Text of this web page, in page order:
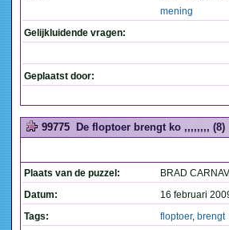
mening
Gelijkluidende vragen:
Geplaatst door:
99775 De floptoer brengt ko ,,,,,,,, (8)
Plaats van de puzzel:
BRAD
Datum:
16 februari
Tags:
floptoer, brengt